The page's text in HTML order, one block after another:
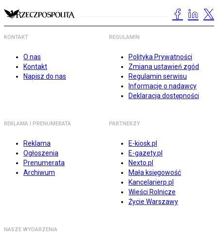
KONTAKT
O nas
Kontakt
Napisz do nas
REGULAMIN
Polityka Prywatności
Zmiana ustawień zgód
Regulamin serwisu
Informacje o nadawcy
Deklaracja dostępności
REKLAMA I PRENUMERATA
Reklama
Ogłoszenia
Prenumerata
Archiwum
PARTNERZY
E-kiosk.pl
E-gazety.pl
Nexto.pl
Mała księgowość
Kancelarierp.pl
Wieści Rolnicze
Życie Warszawy
NASZE WYDARZENIA